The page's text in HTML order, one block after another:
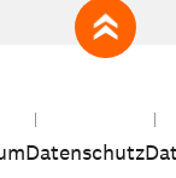
zum
Datenschutz